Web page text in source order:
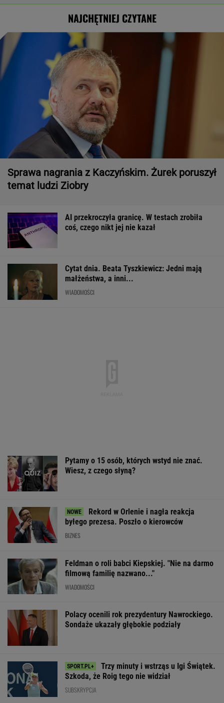
NAJCHĘTNIEJ CZYTANE
Sprawa nagrania z Kaczyńskim. Żurek poruszył
temat ludzi Ziobry
AI przekroczyła granicę. W testach zrobiła
coś, czego nikt jej nie kazał
Cytat dnia. Beata Tyszkiewicz: Jedni mają
małżeństwa, a inni...
WIADOMOŚCI
Pytamy o 15 osób, których wstyd nie znać.
Wiesz, z czego słyną?
Rekord w Orlenie i nagła reakcja
byłego prezesa. Poszło o kierowców
BIZNES
Feldman o roli babci Kiepskiej. "Nie na darmo
filmową familię nazwano..."
WIADOMOŚCI
Polacy ocenili rok prezydentury Nawrockiego.
Sondaże ukazały głębokie podziały
Trzy minuty i wstrząs u Igi Świątek.
Szkoda, że Roig tego nie widział
SUBSKRYPCJA